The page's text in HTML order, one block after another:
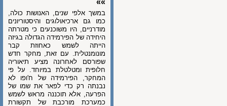
במשך אלפי שנים, האנושות כולה,
כמו גם ארכיאולוגים והיסטוריונים
מודרניים, היו משוכנעים כי מטרתה
היחידה של הפירמידה הגדולה בגיזה
הייתה לשמש כאחוזת קבר
מונומנטלית. עם זאת, מחקר חדש
שפורסם לאחרונה מציע תיאוריה
חלופית ומטלטלת במיוחד. על פי
המחקר, הפירמידה של ח'ופו לא
נבנתה רק כדי לפאר את שמו של
הפרעה, אלא תוכננה מראש לשמש
כמערכת מורכבת של תקשורת